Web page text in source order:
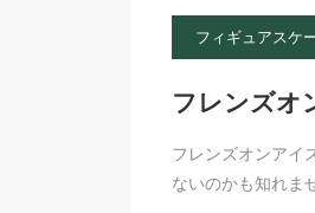
フィギュアスケ
フレンズオ
フレンズオンアイ
ないのかも知れま